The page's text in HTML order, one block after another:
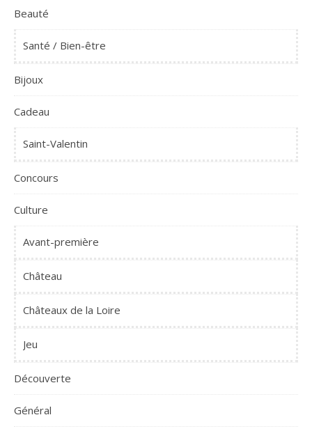
Beauté
Santé / Bien-être
Bijoux
Cadeau
Saint-Valentin
Concours
Culture
Avant-première
Château
Châteaux de la Loire
Jeu
Découverte
Général